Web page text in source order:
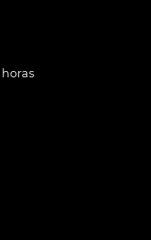
horas